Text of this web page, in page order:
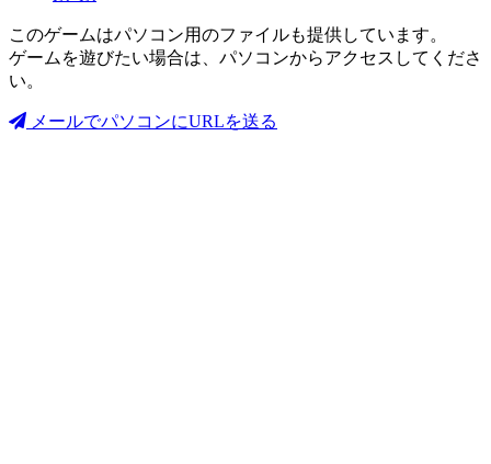
このゲームはパソコン用のファイルも提供しています。
ゲームを遊びたい場合は、パソコンからアクセスしてくださ
い。
メールでパソコンにURLを送る